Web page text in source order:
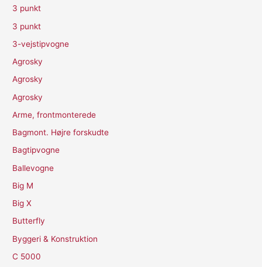
3 punkt
3 punkt
3-vejstipvogne
Agrosky
Agrosky
Agrosky
Arme, frontmonterede
Bagmont. Højre forskudte
Bagtipvogne
Ballevogne
Big M
Big X
Butterfly
Byggeri & Konstruktion
C 5000